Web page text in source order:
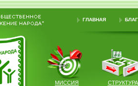
ГЛАВНАЯ
МИССИЯ
СТРУКТУРА